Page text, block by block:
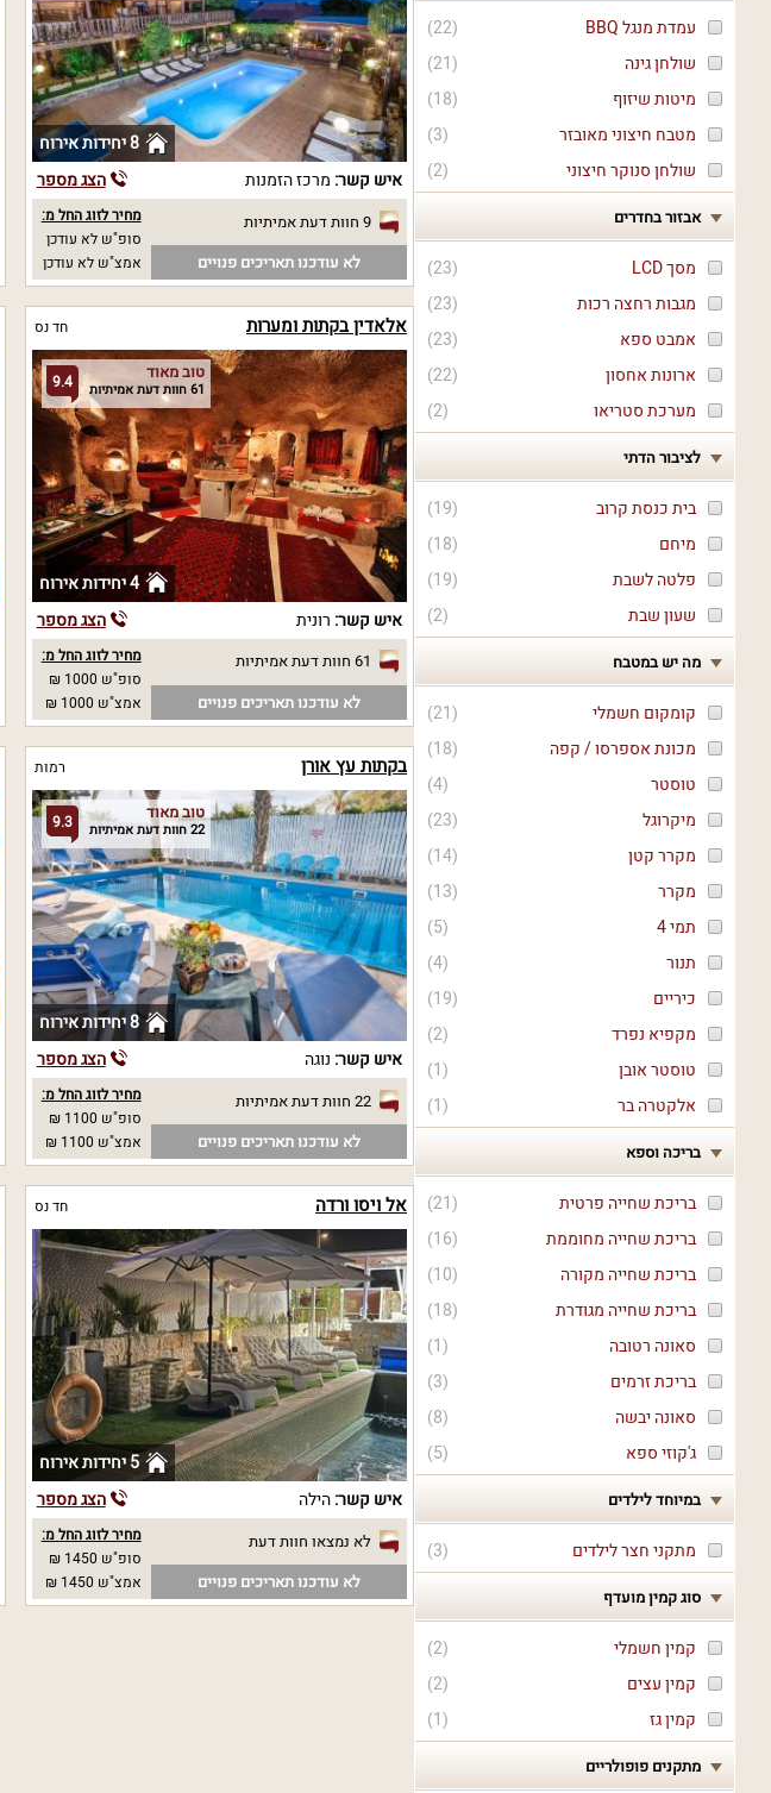
(
22
)
עמדת מנגל BBQ
(
21
)
שולחן גינה
(
18
)
מיטות שיזוף
(
3
)
מטבח חיצוני מאובזר
(
2
) שולחן סנוקר חיצוני
אבזור בחדרים
(
23
)
מסך LCD
(
23
)
מגבות רחצה רכות
(
23
)
אמבט ספא
(
22
)
ארונות אחסון
(
2
) מערכת סטריאו
לציבור הדתי
(
19
)
בית כנסת קרוב
(
18
)
מיחם
(
19
)
פלטה לשבת
(
2
) שעון שבת
מה יש במטבח
(
21
)
קומקום חשמלי
(
18
)
מכונת אספרסו / קפה
(
4
)
טוסטר
(
23
)
מיקרוגל
(
14
)
מקרר קטן
(
13
)
מקרר
(
5
)
תמי 4
(
4
)
תנור
(
19
)
כיריים
(
2
)
מקפיא נפרד
(
1
)
טוסטר אובן
(
1
) אלקטרה בר
בריכה וספא
(
21
)
בריכת שחייה פרטית
(
16
)
בריכת שחייה מחוממת
(
10
)
בריכת שחייה מקורה
(
18
)
בריכת שחייה מגודרת
(
1
)
סאונה רטובה
(
3
)
בריכת זרמים
(
8
)
סאונה יבשה
(
5
) ג'קוזי ספא
במיוחד לילדים
(
3
) מתקני חצר לילדים
סוג קמין מועדף
(
2
)
קמין חשמלי
(
2
)
קמין עצים
(
1
) קמין גז
מתקנים פופולריים
8 יחידות אירוח
איש קשר: מרכז הזמנות הצג מספר
9 חוות דעת אמיתיות
לא עודכנו תאריכים פנויים
מחיר לזוג החל מ:
סופ"ש לא עודכן
אמצ"ש לא עודכן
אלאדין בקתות ומערות חד נס
9.4 טוב מאוד
61 חוות דעת אמיתיות
4 יחידות אירוח
איש קשר: רונית הצג מספר
61 חוות דעת אמיתיות
לא עודכנו תאריכים פנויים
מחיר לזוג החל מ:
סופ"ש 1000 ₪
אמצ"ש 1000 ₪
בקתות עץ אורן רמות
9.3 טוב מאוד
22 חוות דעת אמיתיות
8 יחידות אירוח
איש קשר: נוגה הצג מספר
22 חוות דעת אמיתיות
לא עודכנו תאריכים פנויים
מחיר לזוג החל מ:
סופ"ש 1100 ₪
אמצ"ש 1100 ₪
אל ויסו ורדה חד נס
5 יחידות אירוח
איש קשר:הילה הצג מספר
לא נמצאו חוות דעת
לא עודכנו תאריכים פנויים
מחיר לזוג החל מ:
סופ"ש 1450 ₪
אמצ"ש 1450 ₪